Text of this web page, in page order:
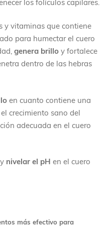
los folículos capilares.
y vitaminas que contiene
para humectar el cuero
genera brillo y fortalece
dentro de las hebras
en cuanto contiene una
crecimiento sano del
adecuada en el cuero
nivelar el pH en el cuero
más efectivo para